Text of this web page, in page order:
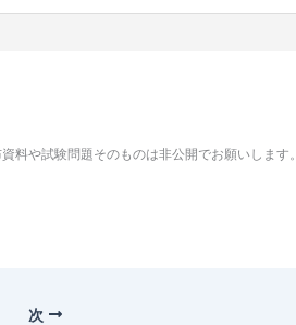
料や試験問題そのものは非公開でお願いします。
次